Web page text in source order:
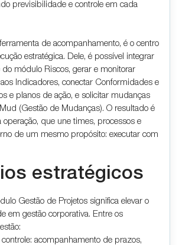
previsibilidade e controle em cada
de acompanhamento, é o centro
estratégica. Dele, é possível integrar
módulo Riscos, gerar e monitorar
Indicadores, conectar Conformidades e
e planos de ação, e solicitar mudanças
(Gestão de Mudanças). O resultado é
operação, que une times, processos e
de um mesmo propósito: executar com
estratégicos
Gestão de Projetos significa elevar o
em gestão corporativa. Entre os
acompanhamento de prazos,